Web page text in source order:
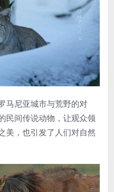
马尼亚城市与荒野的对
民间传说动物，让观众领
美，也引发了人们对自然